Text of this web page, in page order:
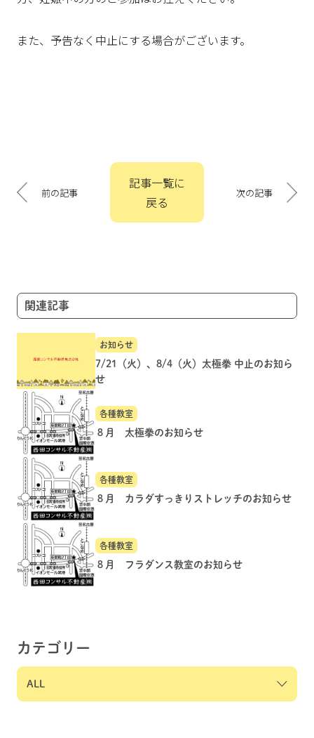
また、予告なく中止にする場合がございます。
稿
ナ
ョ
ン
前の記事
記事一覧に
戻る
次の記事
関連記事
お知らせ
7/21（火）、8/4（火）太極拳 中止のお知ら
せ
各種教室
８月 太極拳のお知らせ
各種教室
８月 カラダすっきりストレッチのお知らせ
各種教室
８月 フラダンス教室のお知らせ
カテゴリー